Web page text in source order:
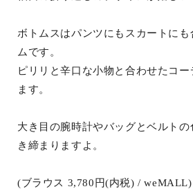
ボトムスはパンツにもスカートに
ムです。
ピリリと辛口な小物と合わせたコ
ます。
大き目の腕時計やバッグとベルトの
き締まりますよ。
(ブラウス 3,780円(内税) / weMALL)